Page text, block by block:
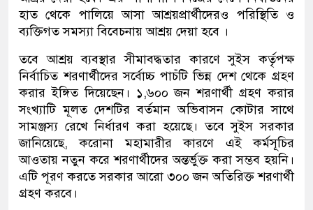
হাত থেকে পালিয়ে আসা আশ্রয়প্রার্থীদেরও পরিস্থিতি ও
ব্যক্তিগত সমস্যা বিবেচনায় আশ্রয় দেয়া হবে ।
তবে আশ্রয় ব্যবস্থার সীমাবদ্ধতার কারণে সুইস কর্তৃপক্ষ
নির্বাচিত শরণার্থীদের সর্বোচ্চ পাচঁটি ভিন্ন দেশ থেকে গ্রহণ
করার ইঙ্গিত দিয়েছেন। ১,৬০০ জন শরণার্থী গ্রহণ করার
সংখ্যাটি মূলত দেশটির বর্তমান অভিবাসন কোটার সাথে
সামঞ্জস্য রেখে নির্ধারণ করা হয়েছে। তবে সুইস সরকার
জানিয়েছে, করোনা মহামারীর কারণে এই কর্মসূচির
আওতায় নতুন করে শরণার্থীদের অন্তর্ভুক্ত করা সম্ভব হয়নি।
এটি পূরণ করতে সরকার আরো ৩০০ জন অতিরিক্ত শরণার্থী
গ্রহণ করবে।